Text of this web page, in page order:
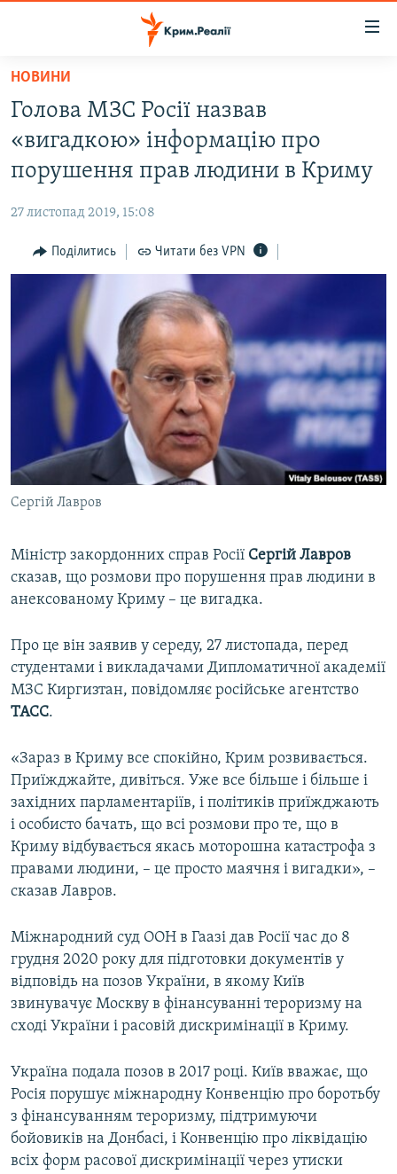
Перейти
основного
матеріалу
до
основної
Перейти
до
БЛОГИ
ПОГЛЯД
ІНТЕРВ'Ю
ВСЕ ЗА ДЕНЬ
СПЕЦПРОЕКТИ
ДЕПОРТАЦІЯ
ВІДЕОУРОКИ «ELIFBE»
СВІДЧЕННЯ ОКУПАЦІЇ
УКРАЇНСЬКА ПРОБЛЕМА КРИМУ
ІНФОГРАФІКА
ЯК ОБІЙТИ БЛОКУВАННЯ
Русский
Qırımtatar
ДОЛУЧАЙСЯ!
Усі сайти RFE/RL
НОВИНИ
Голова МЗС Росії назвав
«вигадкою» інформацію про
порушення прав людини в Криму
27 листопад 2019, 15:08
Поділитись Читати без VPN
Сергій Лавров
Міністр закордонних справ Росії Сергій Лавров
сказав, що розмови про порушення прав людини в
анексованому Криму – це вигадка.
Про це він заявив у середу, 27 листопада, перед
студентами і викладачами Дипломатичної академії
МЗС Киргизтан, повідомляє російське агентство
ТАСС.
«Зараз в Криму все спокійно, Крим розвивається.
Приїжджайте, дивіться. Уже все більше і більше і
західних парламентаріїв, і політиків приїжджають
і особисто бачать, що всі розмови про те, що в
Криму відбувається якась моторошна катастрофа з
правами людини, – це просто маячня і вигадки», –
сказав Лавров.
Міжнародний суд ООН в Гаазі дав Росії час до 8
грудня 2020 року для підготовки документів у
відповідь на позов України, в якому Київ
звинувачує Москву в фінансуванні тероризму на
сході України і расовій дискримінації в Криму.
Україна подала позов в 2017 році. Київ вважає, що
Росія порушує міжнародну Конвенцію про боротьбу
з фінансуванням тероризму, підтримуючи
бойовиків на Донбасі, і Конвенцію про ліквідацію
всіх форм расової дискримінації через утиски